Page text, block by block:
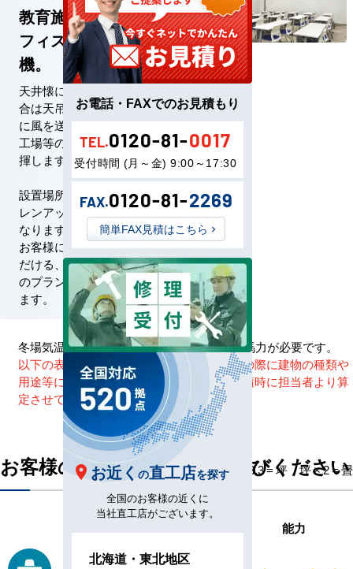
教育施設はもちろんオ
フィスにも人気の空調
機。
天井懐に十分なスペースがない場
合は天吊形がおすすめ。パワフル
に風を送り出す仕様の為、倉庫や
工場等の大規模空間でも能力を発
揮します。
設置場所によっては排水を促すド
レンアップキットの設置が必要に
なります。丁寧な現場調査の上、
お客様に長く安心してご利用いた
だける、最適でお求めやすい価格
のプランをご案内させていただき
ます。
冬場気温の低い地域は1または2つ大きめの馬力が必要です。
以下の表はあくまで参考値です。機種選定の際に建物の種類や
用途等により負荷が変わりますので、お見積時に担当者より算
定させていただきます。
お客様のお部屋の広さをお選びください
単位 m² ÷ 3.3 = 坪 坪 × 2 = 畳
能力
お電話・FAXでのお見積もり
TEL.0120-81-0017
受付時間 (月～金) 9:00～17:30
FAX.0120-81-2269
簡単FAX見積はこちら
お近く の直工店を探す
全国のお客様の近くに
当社直工店がございます。
北海道・東北地区